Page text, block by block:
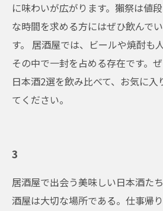
に味わいが広がります。獺祭は値
な時間を求める方にはぜひ飲んで
す。 居酒屋では、ビールや焼酎も
その中で一封を占める存在です。
日本酒2選を飲み比べて、お気に
てください。
3
居酒屋で出会う美味しい日本酒た
酒屋は大切な場所である。仕事帰